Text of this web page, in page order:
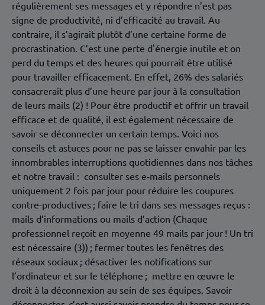
régulièrement ses messages et y répondre n’est pas
signe de productivité, ni d’efficacité au travail. Au
contraire, il s’agirait plutôt d’une certaine forme de
procrastination. C’est une perte d'énergie inutile et on
perd du temps et des heures qui pourrait être utilisé
pour travailler efficacement. En effet, 26% des salariés
consacrerait plus d’une heure par jour à la consultation
de leurs mails (2) ! Pour être productif et offrir un travail
efficace et de qualité, il est également nécessaire de
savoir se déconnecter un certain temps. Voici nos
conseils et astuces pour ne pas se laisser envahir par les
innombrables interruptions quotidiennes dans nos tâches
et notre travail : consulter ses e-mails personnels
uniquement 2 fois par jour pour réduire les coupures
contre-productives ; faire le tri dans ses messages reçus :
mails d’informations ou mails d’action (Chaque
professionnel reçoit en moyenne 49 mails par jour ! Un tri
est nécessaire (3)) ; fermer toutes les fenêtres des
réseaux sociaux ; désactiver les notifications sur
l’ordinateur et sur le téléphone ; mettre en œuvre le
droit à la déconnexion au sein de ses équipes. Savoir